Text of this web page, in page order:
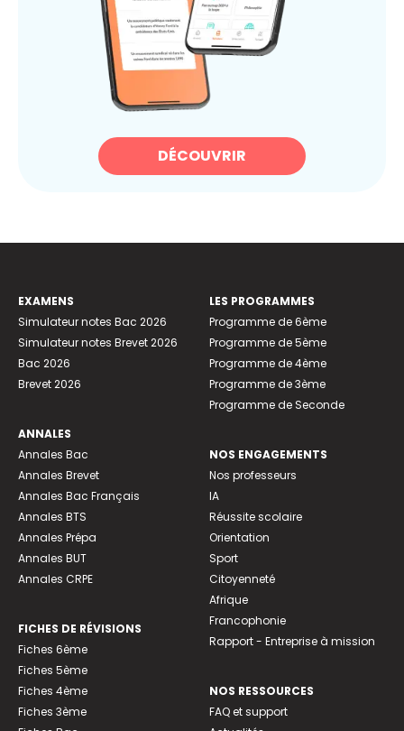
DÉCOUVRIR
EXAMENS
Simulateur notes Bac 2026
Simulateur notes Brevet 2026
Bac 2026
Brevet 2026
ANNALES
Annales Bac
Annales Brevet
Annales Bac Français
Annales BTS
Annales Prépa
Annales BUT
Annales CRPE
FICHES DE RÉVISIONS
Fiches 6ème
Fiches 5ème
Fiches 4ème
Fiches 3ème
LES PROGRAMMES
Programme de 6ème
Programme de 5ème
Programme de 4ème
Programme de 3ème
Programme de Seconde
NOS ENGAGEMENTS
Nos professeurs
IA
Réussite scolaire
Orientation
Sport
Citoyenneté
Afrique
Francophonie
Rapport - Entreprise à mission
NOS RESSOURCES
FAQ et support